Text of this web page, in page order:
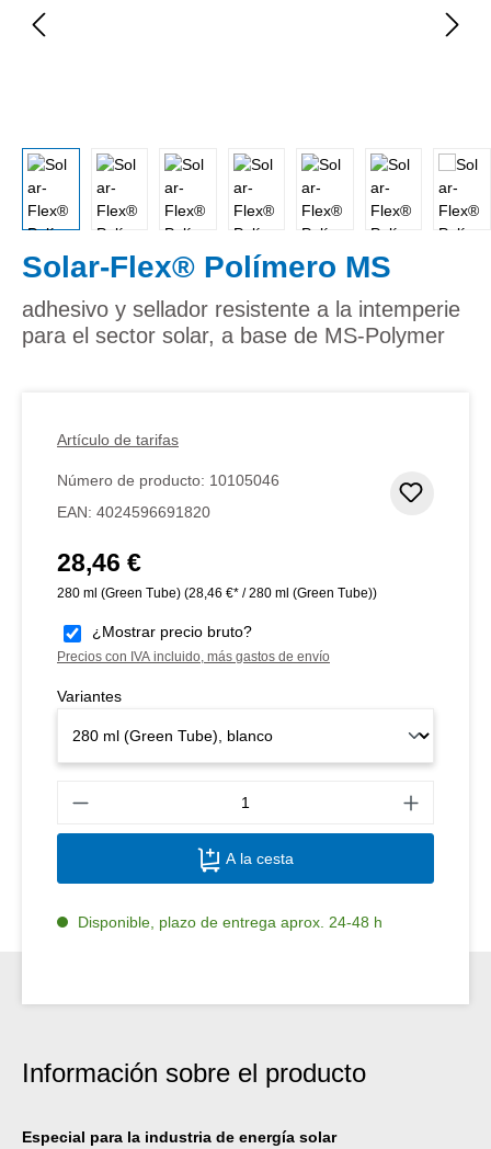
Solar-Flex® Polímero MS
adhesivo y sellador resistente a la intemperie
para el sector solar, a base de MS-Polymer
Artículo de tarifas
Número de producto: 10105046
EAN: 4024596691820
Precio normal:
28,46 €
280 ml (Green Tube) (28,46 €* / 280 ml (Green Tube))
¿Mostrar precio bruto?
Precios con IVA incluido, más gastos de envío
Variantes
A la cesta
Disponible, plazo de entrega aprox. 24-48 h
Información sobre el producto
Especial para la industria de energía solar